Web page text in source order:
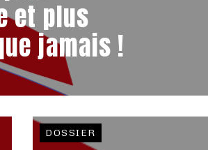
et plus
jamais !
DOSSIER